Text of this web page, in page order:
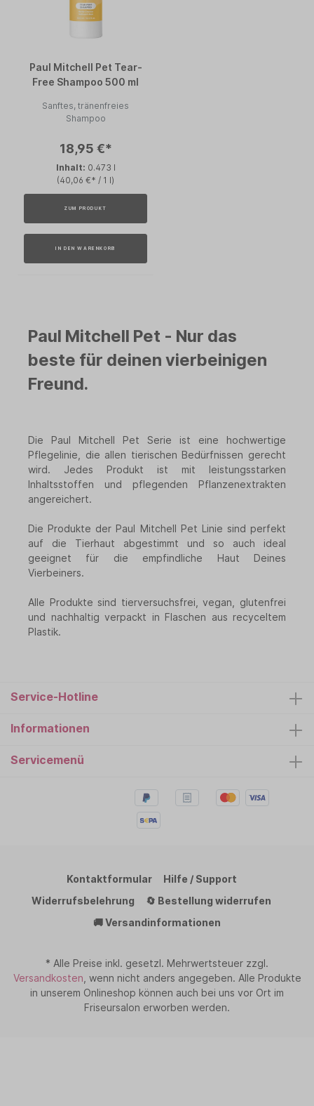
Paul Mitchell Pet Tear-
Free Shampoo 500 ml
Sanftes, tränenfreies
Shampoo
18,95 €*
Inhalt: 0.473 l
(40,06 €* / 1 l)
ZUM PRODUKT
IN DEN WARENKORB
Paul Mitchell Pet - Nur das
beste für deinen vierbeinigen
Freund.
Die Paul Mitchell Pet Serie ist eine hochwertige
Pflegelinie, die allen tierischen Bedürfnissen gerecht
wird. Jedes Produkt ist mit leistungsstarken
Inhaltsstoffen und pflegenden Pflanzenextrakten
angereichert.
Die Produkte der Paul Mitchell Pet Linie sind perfekt
auf die Tierhaut abgestimmt und so auch ideal
geeignet für die empfindliche Haut Deines
Vierbeiners.
Alle Produkte sind tierversuchsfrei, vegan, glutenfrei
und nachhaltig verpackt in Flaschen aus recyceltem
Plastik.
Service-Hotline
Informationen
Servicemenü
Kontaktformular
Hilfe / Support
Widerrufsbelehrung
🔄 Bestellung widerrufen
🚚 Versandinformationen
* Alle Preise inkl. gesetzl. Mehrwertsteuer zzgl.
Versandkosten , wenn nicht anders angegeben. Alle Produkte
in unserem Onlineshop können auch bei uns vor Ort im
Friseursalon erworben werden.